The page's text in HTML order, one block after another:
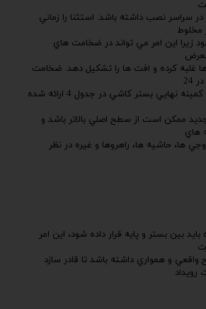
سراسر نصب داشته باشد. استثنا را زماني
مخلوط
زيرا اين امر مي تواند در ضخامت هاي
ها غلبه كرده و افت ها را تشكيل دهد. ضخامت
هاي توصيه شده بيشينه و كمينه نهايي بستر كاشي در جدول 4 ارائه شده
ممكن است از سطح اصلي بالاتر باشد و
هاي
ها، حاشيه ها، راهروها و غيره در نظر
بين بستر و پايه قرار داده شود، اين امر
و همواري داشته باشد تا قادر سازد
رويداد